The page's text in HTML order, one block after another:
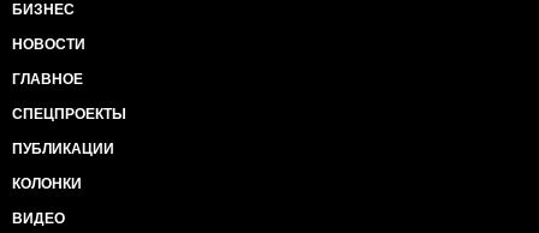
БИЗНЕС
НОВОСТИ
ГЛАВНОЕ
СПЕЦПРОЕКТЫ
ПУБЛИКАЦИИ
КОЛОНКИ
ВИДЕО